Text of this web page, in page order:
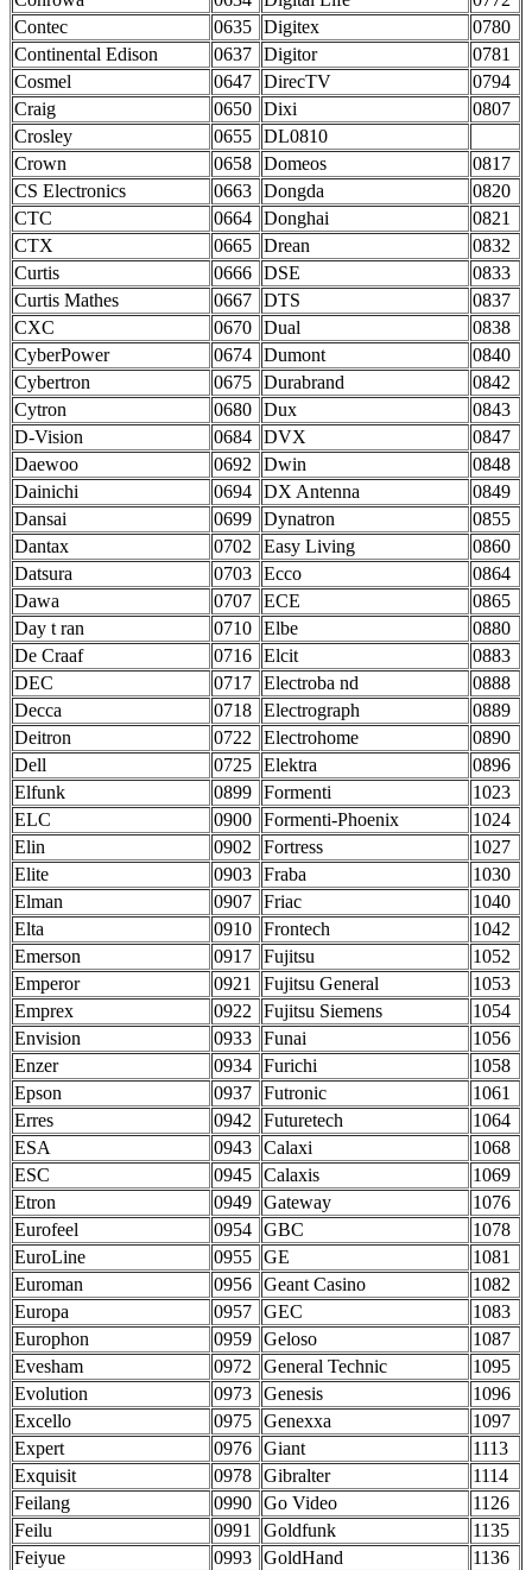
Contec
0635 Digitex
0780
Continental Edison
0637 Digitor
0781
Cosmel
0647 DirecTV
0794
Craig
0650 Dixi
0807
Crosley
0655 DL0810
Crown
0658 Domeos
0817
CS Electronics
0663 Dongda
0820
CTC
0664 Donghai
0821
CTX
0665 Drean
0832
Curtis
0666 DSE
0833
Curtis Mathes
0667 DTS
0837
CXC
0670 Dual
0838
CyberPower
0674 Dumont
0840
Cybertron
0675 Durabrand
0842
Cytron
0680 Dux
0843
D-Vision
0684 DVX
0847
Daewoo
0692 Dwin
0848
Dainichi
0694 DX Antenna
0849
Dansai
0699 Dynatron
0855
Dantax
0702 Easy Living
0860
Datsura
0703 Ecco
0864
Dawa
0707 ECE
0865
Day t ran
0710 Elbe
0880
De Craaf
0716 Elcit
0883
DEC
0717 Electroba nd
0888
Decca
0718 Electrograph
0889
Deitron
0722 Electrohome
0890
Dell
0725 Elektra
0896
Elfunk
0899 Formenti
1023
ELC
0900 Formenti-Phoenix
1024
Elin
0902 Fortress
1027
Elite
0903 Fraba
1030
Elman
0907 Friac
1040
Elta
0910 Frontech
1042
Emerson
0917 Fujitsu
1052
Emperor
0921 Fujitsu General
1053
Emprex
0922 Fujitsu Siemens
1054
Envision
0933 Funai
1056
Enzer
0934 Furichi
1058
Epson
0937 Futronic
1061
Erres
0942 Futuretech
1064
ESA
0943 Calaxi
1068
ESC
0945 Calaxis
1069
Etron
0949 Gateway
1076
Eurofeel
0954 GBC
1078
EuroLine
0955 GE
1081
Euroman
0956 Geant Casino
1082
Europa
0957 GEC
1083
Europhon
0959 Geloso
1087
Evesham
0972 General Technic
1095
Evolution
0973 Genesis
1096
Excello
0975 Genexxa
1097
Expert
0976 Giant
1113
Exquisit
0978 Gibralter
1114
Feilang
0990 Go Video
1126
Feilu
0991 Goldfunk
1135
Feiyue
0993 GoldHand
1136